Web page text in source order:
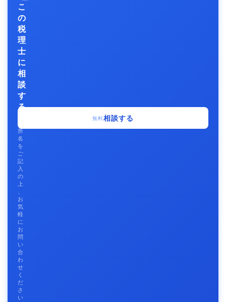
こ
の
税
理
士
に
相
談
す
る
所
名
を
ご
記
入
の
上
、
お
気
軽
に
お
問
い
合
わ
せ
く
だ
さ
い
無料相談する